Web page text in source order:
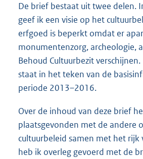
De brief bestaat uit twee delen.
geef ik een visie op het
erfgoed is beperkt omdat er
monumentenzorg, archeologie,
Behoud Cultuurbezit
staat in het teken van de
periode 2013–2016.
Over de inhoud van deze brief
plaatsgevonden met de andere
cultuurbeleid samen met het rijk
heb ik overleg gevoerd met de